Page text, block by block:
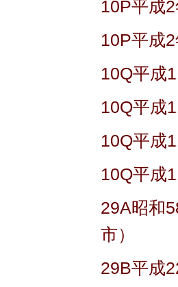
10P平成
10P平成
10Q平成
10Q平成
10Q平成
10Q平成
29A昭和
市）
29B平成